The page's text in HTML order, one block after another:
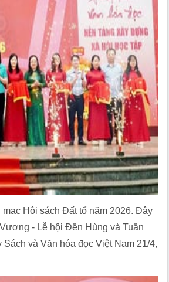
Hội sách Đất tổ năm 2026. Đây
- Lễ hội Đền Hùng và Tuần
và Văn hóa đọc Việt Nam 21/4,